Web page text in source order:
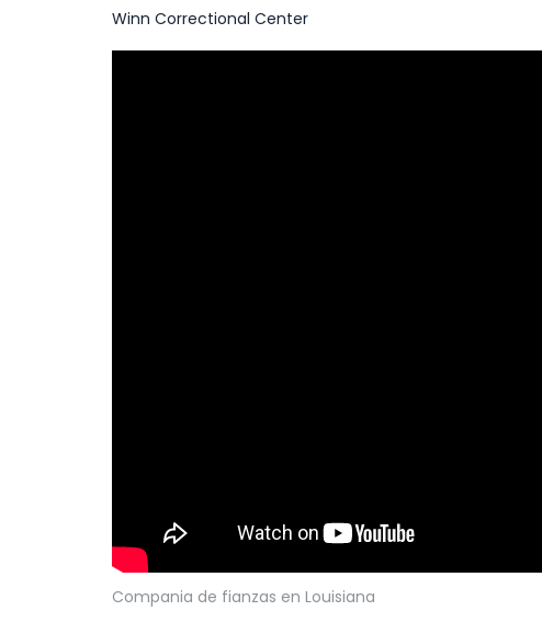
Winn Correctional Center
Compania de fianzas en Louisiana